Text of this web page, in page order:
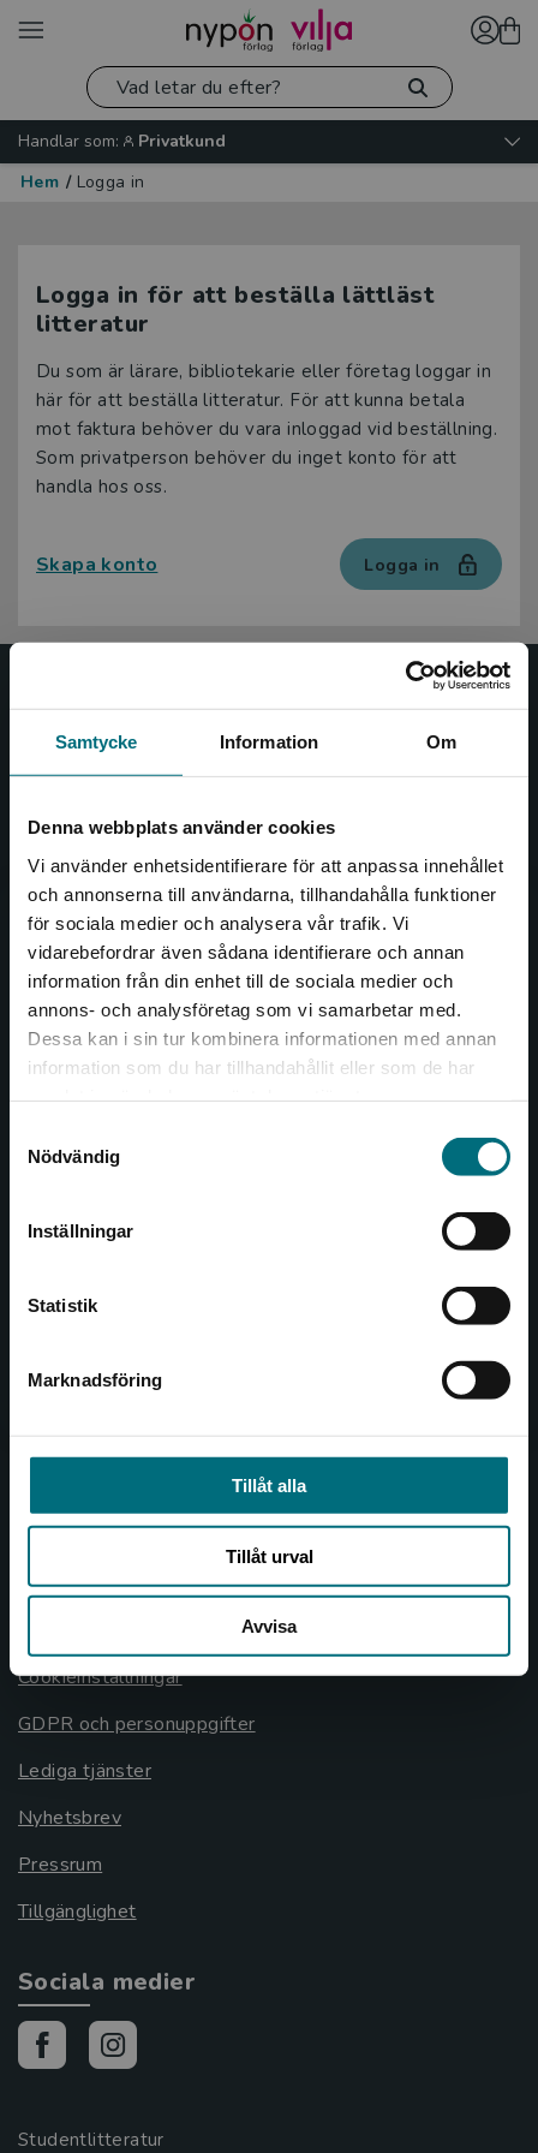
Samtycke Information Om
Denna webbplats använder cookies
Vi använder enhetsidentifierare för att anpassa innehållet
och annonserna till användarna, tillhandahålla funktioner
för sociala medier och analysera vår trafik. Vi
vidarebefordrar även sådana identifierare och annan
information från din enhet till de sociala medier och
annons- och analysföretag som vi samarbetar med.
Dessa kan i sin tur kombinera informationen med annan
information som du har tillhandahållit eller som de har
Nödvändig
Inställningar
Statistik
Marknadsföring
Tillåt alla
Tillåt urval
Avvisa
Begränsad fraktregion
Det verkar som att du besöker
Sverige. För att kunna slutföra ett köp måste
Handlar som:
Privatkund
Hem / Logga in
Logga in för att beställa lättläst
litteratur
Du som är lärare, bibliotekarie eller företag loggar in
här för att beställa litteratur. För att kunna betala
mot faktura behöver du vara inloggad vid beställning.
Som privatperson behöver du inget konto för att
handla hos oss.
Skapa konto Logga in
Nypon och Vilja
Nypon och Vilja förlag ger ut böcker som väcker läslust
såväl barn som vuxna.
Nypon och Vilja förlag är en del av Studentlitteratur.
Kontakta oss
Kontakta oss
046-31 20 00
Box 141
Besöksadress:
Åkergränden 1
Kontakta kundservice
Köpvillkor
Allmänna länkar
Om oss
Cookieinställningar
GDPR och personuppgifter
Lediga tjänster
Nyhetsbrev
Pressrum
Tillgänglighet
Sociala medier
Studentlitteratur